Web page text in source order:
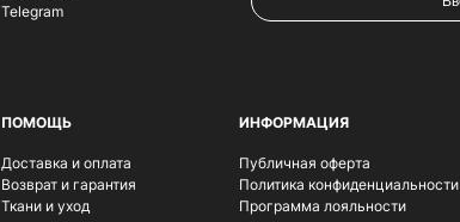
Telegram
ПОМОЩЬ
Доставка и оплата
Возврат и гарантия
Ткани и уход
ИНФОРМАЦИЯ
Публичная оферта
Политика конфиденциальности
Программа лояльности